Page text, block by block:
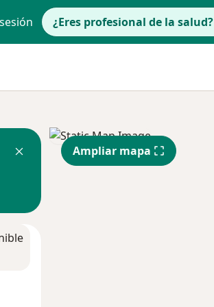
¿Eres profesional de la salud?
Ampliar mapa